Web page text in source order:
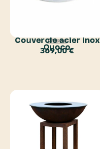
Quoco
Couvercle acier inox
Quoco
369,00€